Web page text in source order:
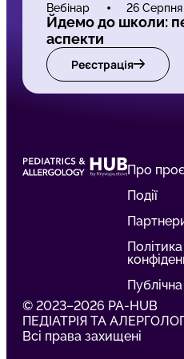
Вебінар 26
Йдемо до школи:
аспекти
Реєстрація
Про
Події
Політика
© 2023–2026 PA-HUB
ПЕДІАТРІЯ ТА
Всі права захищені